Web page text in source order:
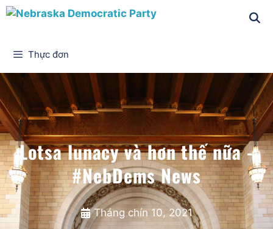
Thực đơn
Lotsa lunacy và hơn thế nữa -
#NebDems News
Tháng chín 10, 2021